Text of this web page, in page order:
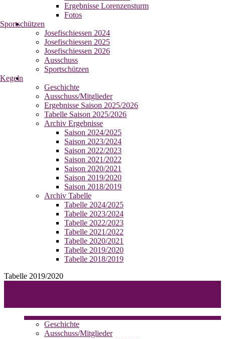
Ergebnisse Lorenzensturm
Fotos
Sportschützen
Josefischiessen 2024
Josefischiessen 2025
Josefischiessen 2026
Ausschuss
Sportschützen
Kegeln
Geschichte
Ausschuss/Mitglieder
Ergebnisse Saison 2025/2026
Tabelle Saison 2025/2026
Archiv Ergebnisse
Saison 2024/2025
Saison 2023/2024
Saison 2022/2023
Saison 2021/2022
Saison 2020/2021
Saison 2019/2020
Saison 2018/2019
Archiv Tabelle
Tabelle 2024/2025
Tabelle 2023/2024
Tabelle 2022/2023
Tabelle 2021/2022
Tabelle 2020/2021
Tabelle 2019/2020
Tabelle 2018/2019
Tabelle 2019/2020
Geschichte
Ausschuss/Mitglieder